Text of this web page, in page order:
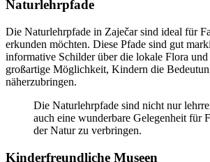
Naturlehrpfade
Die Naturlehrpfade in Zaječar sind ideal für
erkunden möchten. Diese Pfade sind gut
informative Schilder über die lokale Flora und
großartige Möglichkeit, Kindern die
näherzubringen.
Die Naturlehrpfade sind nicht nur
auch eine wunderbare Gelegenheit für
der Natur zu verbringen.
Kinderfreundliche Museen